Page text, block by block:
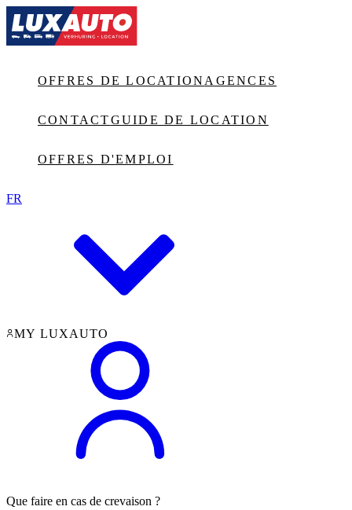
Jump to main content
OFFRES DE LOCATION AGENCES
CONTACTGUIDE DE LOCATION
OFFRES D'EMPLOI
FR
MY LUXAUTO
Que faire en cas de crevaison ?